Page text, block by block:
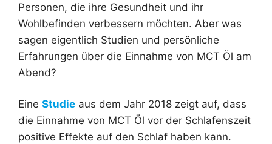
Personen, die ihre Gesundheit und ihr
Wohlbefinden verbessern möchten. Aber was
sagen eigentlich Studien und persönliche
Erfahrungen über die Einnahme von MCT Öl am
Abend?
Eine Studie aus dem Jahr 2018 zeigt auf, dass
die Einnahme von MCT Öl vor der Schlafenszeit
positive Effekte auf den Schlaf haben kann.